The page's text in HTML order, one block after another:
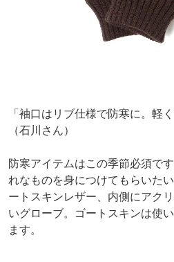
「袖口はリブ仕様で防寒に。軽
（石川さん）
防寒アイテムはこの季節必須で
れなものを身につけてもらいた
ートスキンレザー、内側にアク
いグローブ。ゴートスキンは使
ます。